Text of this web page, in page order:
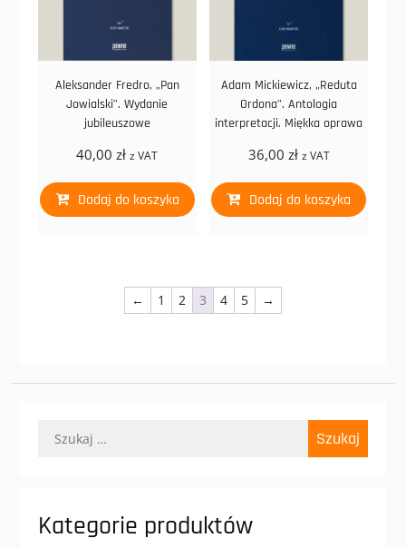
Aleksander Fredro, „Pan
Jowialski”. Wydanie
jubileuszowe
40,00zł z VAT
Dodaj do koszyka
Adam Mickiewicz, „Reduta
Ordona”. Antologia
interpretacji. Miękka oprawa
36,00 zł z VAT
Dodaj do koszyka
← 1 2 3 4 5 →
Kategorie produktów